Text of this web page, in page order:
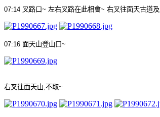
07:14 叉路口~ 左右叉路在此相會~ 右叉往面天古道
07:16 面天山登山口~
右叉往面天山 不取~